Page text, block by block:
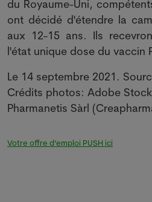
du Royaume-Uni,
ont décidé d'étendre la
aux 12-15 ans. Ils
l'état unique dose du vaccin
Le 14 septembre 2021.
Crédits photos: Adobe
Pharmanetis Sàrl
Votre offre d’emploi PUSH ici